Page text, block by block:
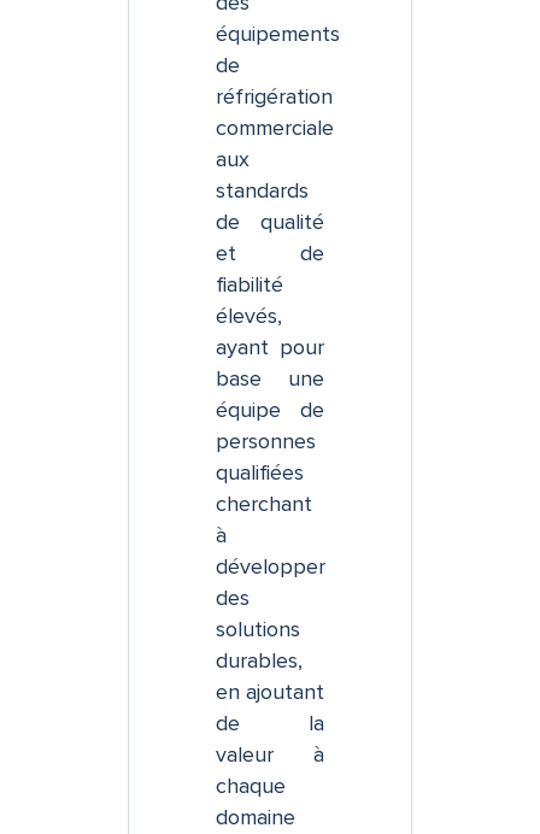
équipements
de
réfrigération
commerciale
aux
standards
de qualité
et de
fiabilité
élevés,
ayant pour
base une
équipe de
personnes
qualifiées
cherchant
à
développer
des
solutions
durables,
en ajoutant
de la
valeur à
chaque
domaine